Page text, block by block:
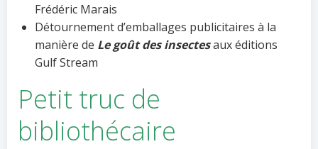
Frédéric Marais
Détournement d’emballages publicitaires à la
manière de Le goût des insectesaux éditions
Gulf Stream
Petit truc de
bibliothécaire